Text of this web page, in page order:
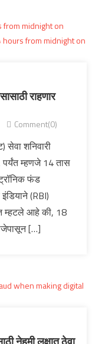
राहणार
Comment(0)
सेवा शनिवारी
पर्यंत म्हणजे 14 तास
फंड
(RBI)
म्हटले आहे की, 18
[…]